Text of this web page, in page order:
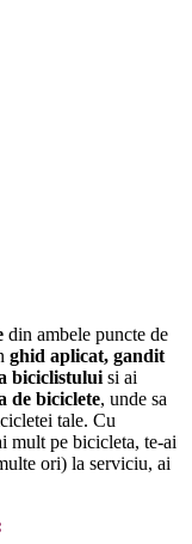
din ambele puncte de
ghid aplicat, gandit
biciclistuluisi ai
de biciclete, unde sa
tale. Cu
mult pe bicicleta, te-ai
ori) la serviciu, ai